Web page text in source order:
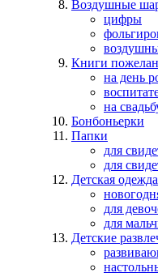
Воздушные
цифры
Книги
на день
на
Бонбоньерки
Папки
для
для
Детская
для
для
Детские